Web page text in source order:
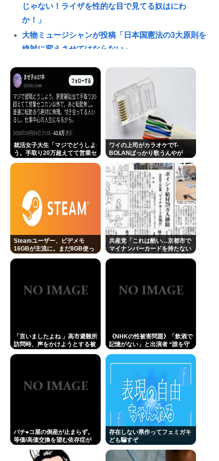
じゃない！ライザを性的な目で見てる奴はにわ
か！」
大物ミュージシャンが投稿「日本国憲法の3大原則を
絶対に変えさせてはならない」
ら生活保護を貰うなんて人が増えては困る。日本人
以上の水準の人のみ許可します」
銭湯で入れ墨の人出入り禁止って古くない？
「言いましたよね😡」高市避難所訪問時、声をかけ
ようとする被災者を威圧する謎のハゲガードマンが
発生
《NHKの性被害問題》「飲酒で記憶がない」と出演
者 “誰を守るべきなのか”問われる組織の姿勢
パチ●コ屋の倒産が止まらず。等価/高価交換を望む依
存症が徐々に脱落。低換金率を望む客は戻らず
【正論】有吉「『俺テレビ見ない』って言う奴おか
しいだろ。団子屋で『団子食べない』って言う
か？」
「クマが悪者扱いされているのが悲しい」『北の国
期以降、ドラマはつまらなくなった」
コロナ禍以上 飲食店からは悲痛な声上がる 消費税率
1%の基本方針を決定も…懸念される”外食離れ”
Powered by livedoor 相互RSS
就活女子大生「マジでどうしよ
う。手取り20万超えてて営業セ
ワイの上司がカラオケでT-
BOLANばっかり歌うんやが
Steamユーザー、ビデメモ
16GBが主流に。まだ8GB使っ
共産党「これは酷い…京都市で
マイナンバーカードを持たない
「言いましたよね 」高市避難所
訪問時、声をかけようとする被
《NHKの性被害問題》「飲酒で
記憶がない」と出演者 “誰を守
パチ●コ屋の倒産が止まらず。
等価/高価交換を望む依存症が
は戻らず
存在しない県作ってフェミガキ
ども騙すぞ